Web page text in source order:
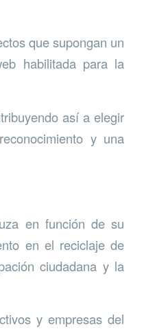
que supongan un
habilitada para la
así a elegir
y una
en función de su
en el reciclaje de
ciudadana y la
y empresas del